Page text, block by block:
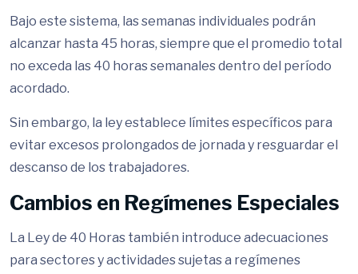
Bajo este sistema, las semanas individuales podrán
alcanzar hasta 45 horas, siempre que el promedio total
no exceda las 40 horas semanales dentro del período
acordado.
Sin embargo, la ley establece límites específicos para
evitar excesos prolongados de jornada y resguardar el
descanso de los trabajadores.
Cambios en Regímenes Especiales
La Ley de 40 Horas también introduce adecuaciones
para sectores y actividades sujetas a regímenes